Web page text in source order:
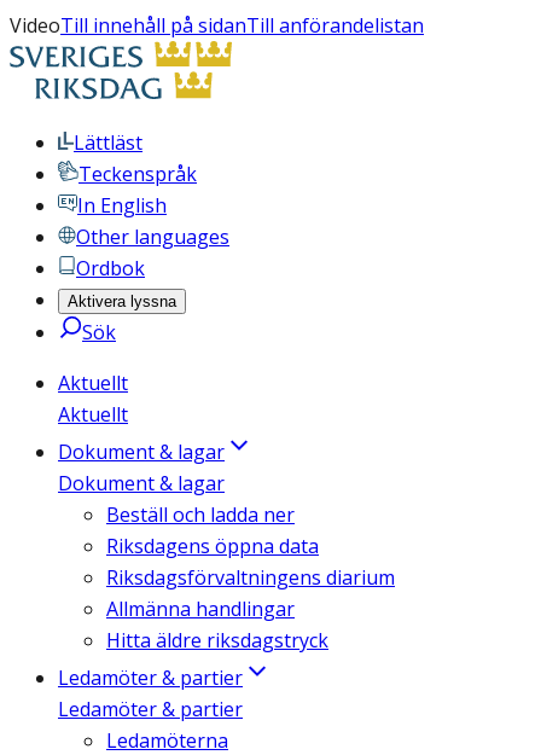
VideoTill innehåll på sidanTill anförandelistan
Lättläst
Teckenspråk
In English
Other languages
Ordbok
Aktivera lyssna
Sök
Aktuellt
Aktuellt
Dokument & lagar
Dokument & lagar
Beställ och ladda ner
Riksdagens öppna data
Riksdagsförvaltningens diarium
Allmänna handlingar
Hitta äldre riksdagstryck
Ledamöter & partier
Ledamöter & partier
Ledamöterna